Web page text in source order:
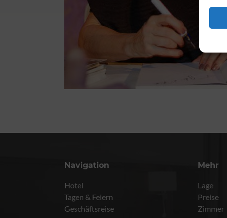
Navigation
Hotel
Tagen & Feiern
Geschäftsreise
Mehr
Lage
Preise
Zimmer